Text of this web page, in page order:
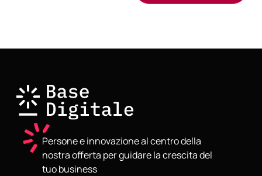
Persone e innovazione al centro della
nostra offerta per guidare la crescita del
tuo business